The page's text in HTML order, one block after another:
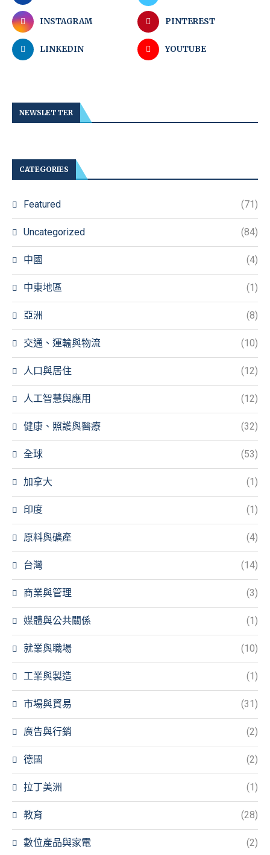
INSTAGRAM PINTEREST
LINKEDIN YOUTUBE
NEWSLETTER
CATEGORIES
Featured (71)
Uncategorized (84)
中國 (4)
中東地區 (1)
亞洲 (8)
交通、運輸與物流 (10)
人口與居住 (12)
人工智慧與應用 (12)
健康、照護與醫療 (32)
全球 (53)
加拿大 (1)
印度 (1)
原料與礦產 (4)
台灣 (14)
商業與管理 (3)
媒體與公共關係 (1)
就業與職場 (10)
工業與製造 (1)
市場與貿易 (31)
廣告與行銷 (2)
德國 (2)
拉丁美洲 (1)
教育 (28)
數位產品與家電 (2)